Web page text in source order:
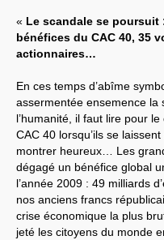
Systèmes & société sous
Crises "Covid-19 & H1N1"
Guerre en Ukraine
« Le scandale se poursuit
bénéfices du CAC 40, 35
actionnaires…
En ces temps d’abîme
assermentée ensemence
l’humanité, il faut lire pour
CAC 40 lorsqu’ils se
montrer heureux… Les
dégagé un bénéfice global
l’année 2009 : 49 milliards
nos anciens francs
crise économique la plus
jeté les citoyens du monde